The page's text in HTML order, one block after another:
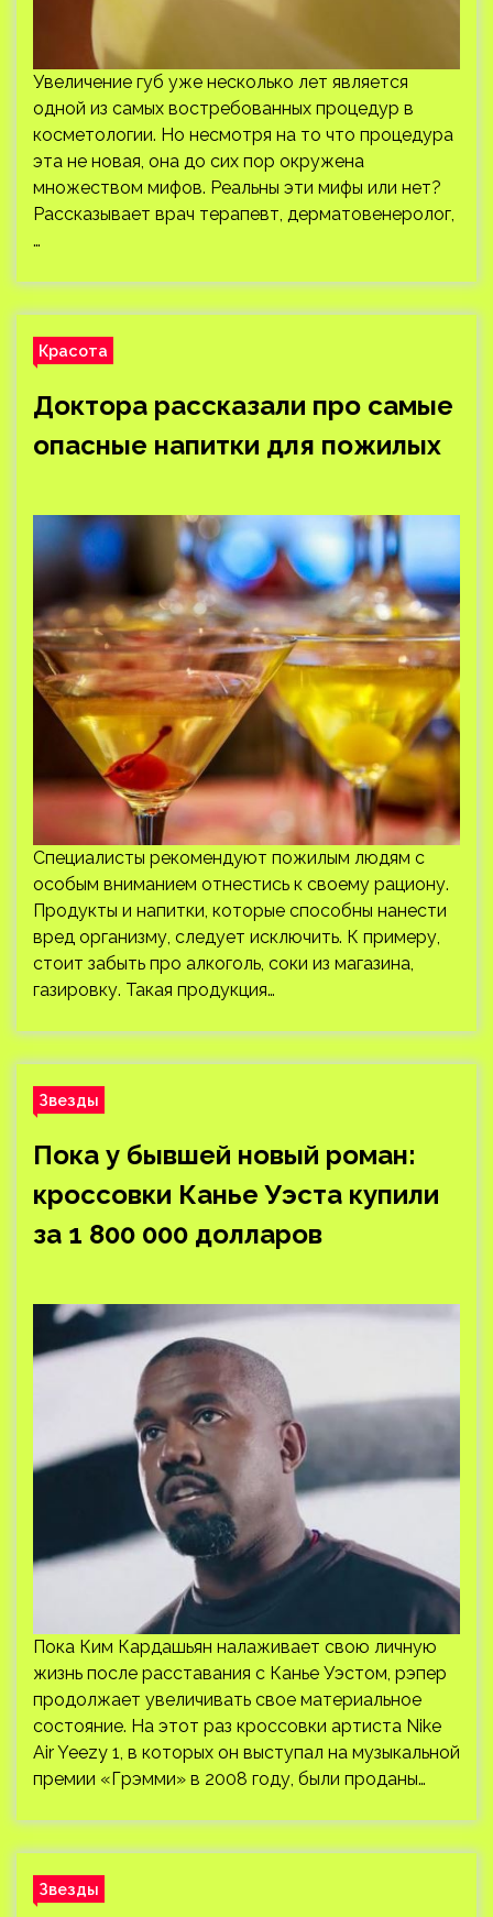
Увеличение губ уже несколько лет является
одной из самых востребованных процедур в
косметологии. Но несмотря на то что процедура
эта не новая, она до сих пор окружена
множеством мифов. Реальны эти мифы или нет?
Рассказывает врач терапевт, дерматовенеролог,
…
Красота
Доктора рассказали про самые
опасные напитки для пожилых
Специалисты рекомендуют пожилым людям с
особым вниманием отнестись к своему рациону.
Продукты и напитки, которые способны нанести
вред организму, следует исключить. К примеру,
стоит забыть про алкоголь, соки из магазина,
газировку. Такая продукция…
Звезды
Пока у бывшей новый роман:
кроссовки Канье Уэста купили
за 1 800 000 долларов
Пока Ким Кардашьян налаживает свою личную
жизнь после расставания с Канье Уэстом, рэпер
продолжает увеличивать свое материальное
состояние. На этот раз кроссовки артиста Nike
Air Yeezy 1, в которых он выступал на музыкальной
премии «Грэмми» в 2008 году, были проданы…
Звезды